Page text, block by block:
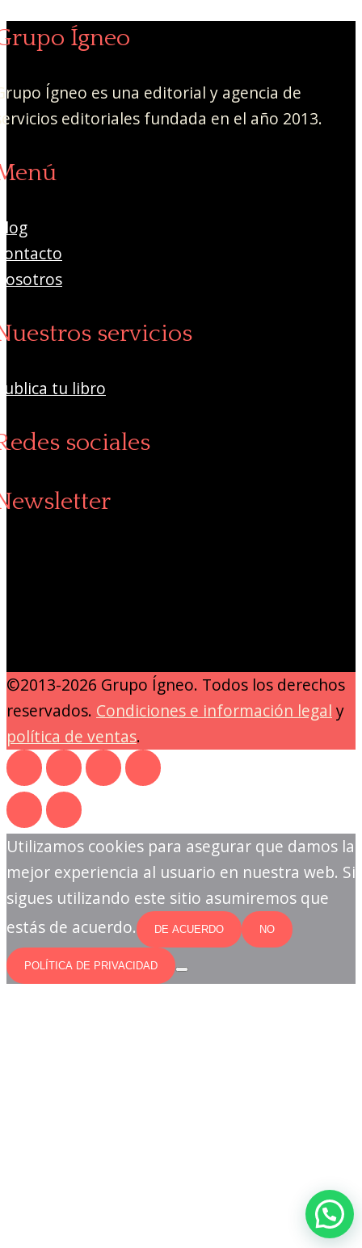
Ígneo
Ígneo es una editorial y agencia de
editoriales fundada en el año 2013.
servicios
tu libro
sociales
©2013-2026 Grupo Ígneo. Todos los derechos
reservados. Condiciones e información legal y
política de ventas.
Utilizamos cookies para asegurar que damos la
mejor experiencia al usuario en nuestra web. Si
sigues utilizando este sitio asumiremos que
estás de acuerdo.
DE ACUERDO NO
POLÍTICA DE PRIVACIDAD